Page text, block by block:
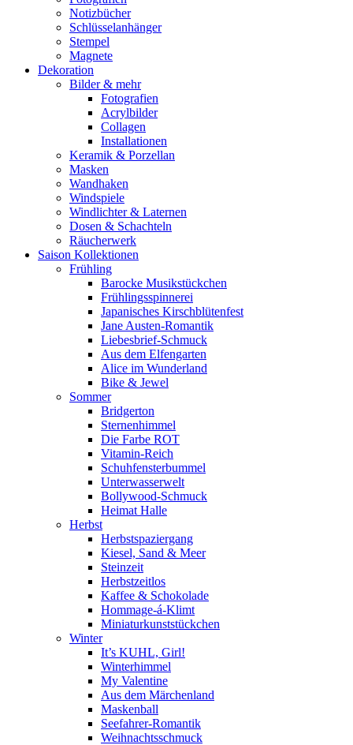
Notizbücher
Schlüsselanhänger
Stempel
Magnete
Dekoration
Bilder & mehr
Fotografien
Acrylbilder
Collagen
Installationen
Keramik & Porzellan
Masken
Wandhaken
Windspiele
Windlichter & Laternen
Dosen & Schachteln
Räucherwerk
Saison Kollektionen
Frühling
Barocke Musikstückchen
Frühlingsspinnerei
Japanisches Kirschblütenfest
Jane Austen-Romantik
Liebesbrief-Schmuck
Aus dem Elfengarten
Alice im Wunderland
Bike & Jewel
Sommer
Bridgerton
Sternenhimmel
Die Farbe ROT
Vitamin-Reich
Schuhfensterbummel
Unterwasserwelt
Bollywood-Schmuck
Heimat Halle
Herbst
Herbstspaziergang
Kiesel, Sand & Meer
Steinzeit
Herbstzeitlos
Kaffee & Schokolade
Hommage-á-Klimt
Miniaturkunststückchen
Winter
It’s KUHL, Girl!
Winterhimmel
My Valentine
Aus dem Märchenland
Maskenball
Seefahrer-Romantik
Weihnachtsschmuck